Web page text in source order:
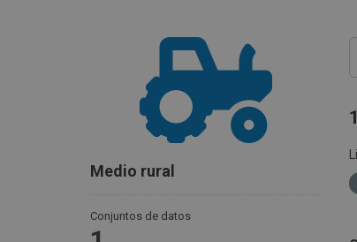
Medio rural
Conjuntos de datos